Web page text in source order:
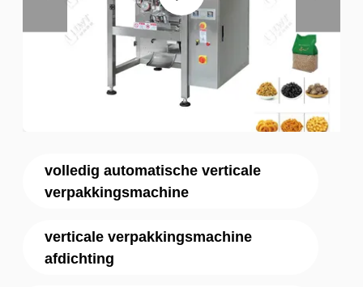
volledig automatische verticale
verpakkingsmachine
verticale verpakkingsmachine
afdichting